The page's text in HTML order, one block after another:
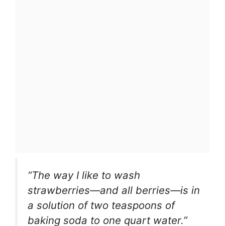
“The way I like to wash
strawberries—and all berries—is in
a solution of two teaspoons of
baking soda to one quart water.”